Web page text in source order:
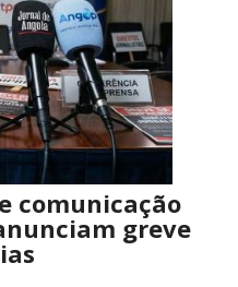
comunicação
greve